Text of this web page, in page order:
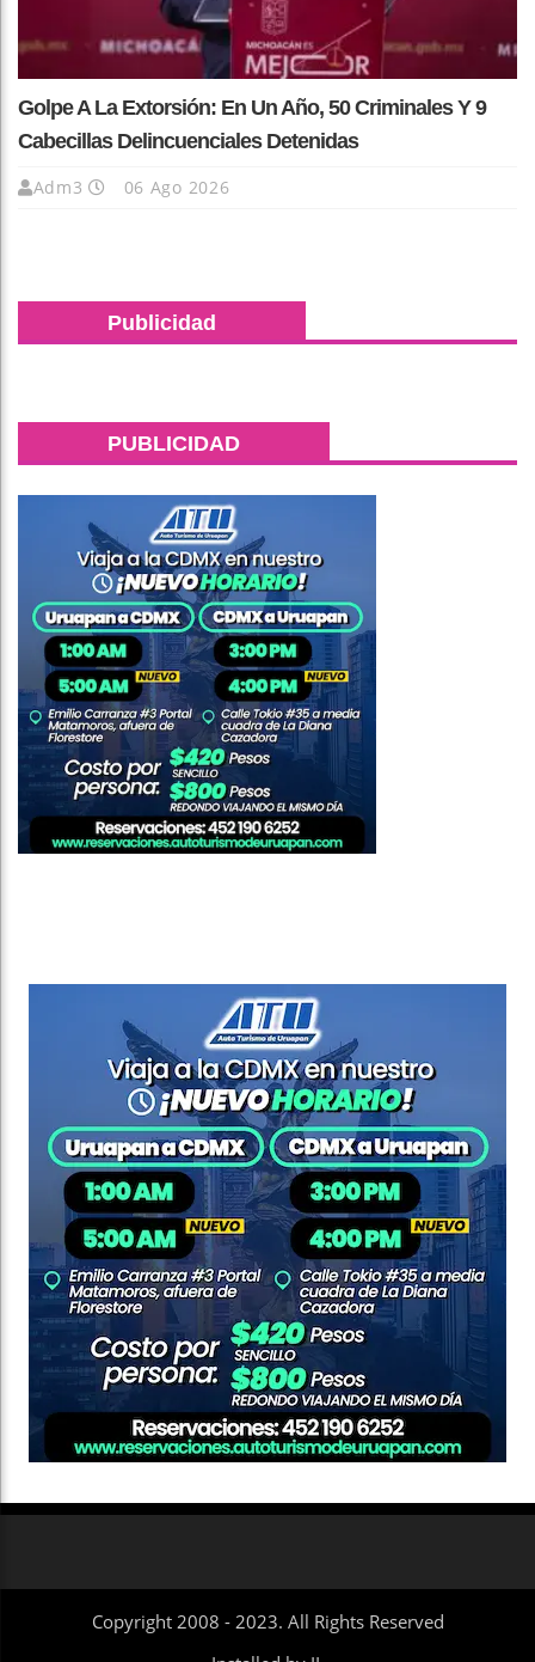
Golpe A La Extorsión: En Un Año, 50 Criminales Y 9
Cabecillas Delincuenciales Detenidas
Adm3 06 Ago 2026
Publicidad
PUBLICIDAD
Copyright 2008 - 2023. All Rights Reserved